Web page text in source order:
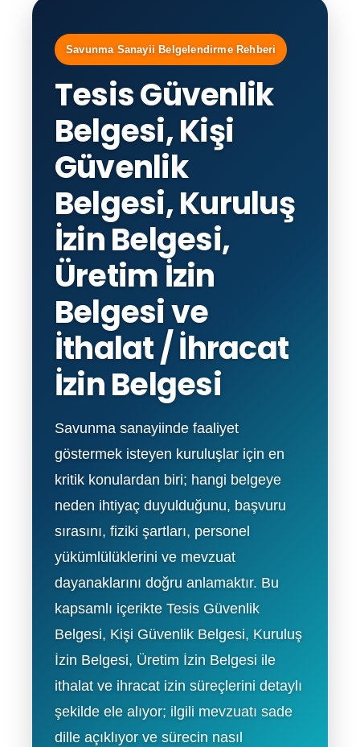
Savunma Sanayii Belgelendirme Rehberi
Tesis Güvenlik
Belgesi, Kişi
Güvenlik
Belgesi, Kuruluş
İzin Belgesi,
Üretim İzin
Belgesi ve
İthalat / İhracat
İzin Belgesi
Savunma sanayiinde faaliyet
göstermek isteyen kuruluşlar için en
kritik konulardan biri; hangi belgeye
neden ihtiyaç duyulduğunu, başvuru
sırasını, fiziki şartları, personel
yükümlülüklerini ve mevzuat
dayanaklarını doğru anlamaktır. Bu
kapsamlı içerikte Tesis Güvenlik
Belgesi, Kişi Güvenlik Belgesi, Kuruluş
İzin Belgesi, Üretim İzin Belgesi ile
ithalat ve ihracat izin süreçlerini detaylı
şekilde ele alıyor; ilgili mevzuatı sade
dille açıklıyor ve sürecin nasıl